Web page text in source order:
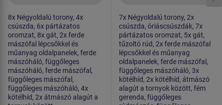
8x Négyoldalú torony, 4x
csúszda, 6x pártázatos
oromzat, 8x gát, 2x ferde
mászófal lépcsőkkel és
műanyag oldalpanelek, ferde
mászóháló, függőleges
mászóháló, ferde mászófal,
függőleges mászófal,
függőleges mászóháló, 4x
kötélhíd, 2x átmászó alagút a
7x Négyoldalú torony, 2x
csúszda, óriáscsúszdák, 7x
pártázatos oromzat, 5x gát,
tűzoltó rúd, 2x ferde mászófal
lépcsőkkel és műanyag
oldalpanelek, ferde mászófal,
függőleges mászóháló, 3x
kötélhíd, 2x kötélhíd, átmászó
alagút a tornyok között, fém
gerenda, függőleges